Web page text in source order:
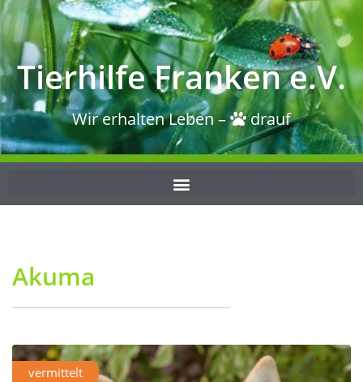
Tierhilfe Franken e.V.
Wir erhalten Leben – drauf
Akuma
vermittelt